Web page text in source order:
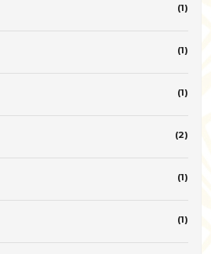
(1)
(1)
(1)
(2)
(1)
(1)